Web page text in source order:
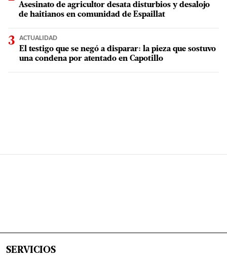
Asesinato de agricultor desata disturbios y desalojo
de haitianos en comunidad de Espaillat
ACTUALIDAD
El testigo que se negó a disparar: la pieza que sostuvo
una condena por atentado en Capotillo
SERVICIOS